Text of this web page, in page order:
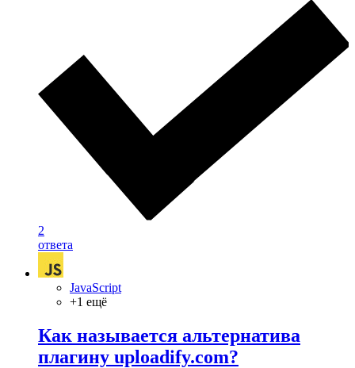
2
ответа
JavaScript
+1 ещё
Как называется альтернатива
плагину uploadify.com?